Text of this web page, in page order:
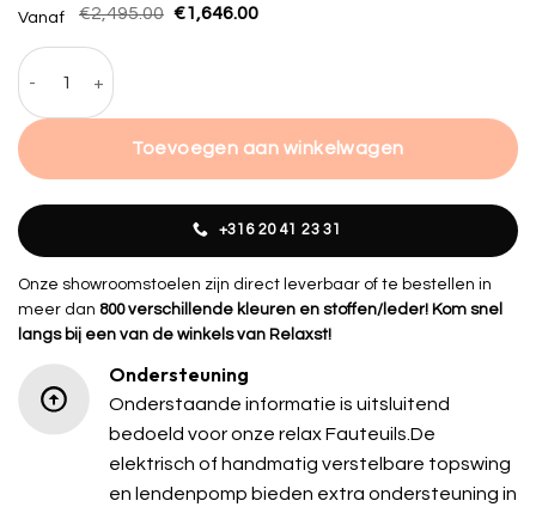
Vanaf €2,495.00 Oorspronkelijke
€1,646.00Huidige
Sta op stoel Leiden zwart leder hoeveelheid
Toevoegen aan winkelwagen
+316 20 41 23 31
Onze showroomstoelen zijn direct leverbaar of te bestellen in
meer dan 800 verschillende kleuren en stoffen/leder! Kom snel
langs bij een van de winkels van Relaxst!
Ondersteuning
Onderstaande informatie is uitsluitend
bedoeld voor onze relax Fauteuils.De
elektrisch of handmatig verstelbare topswing
en lendenpomp bieden extra ondersteuning in